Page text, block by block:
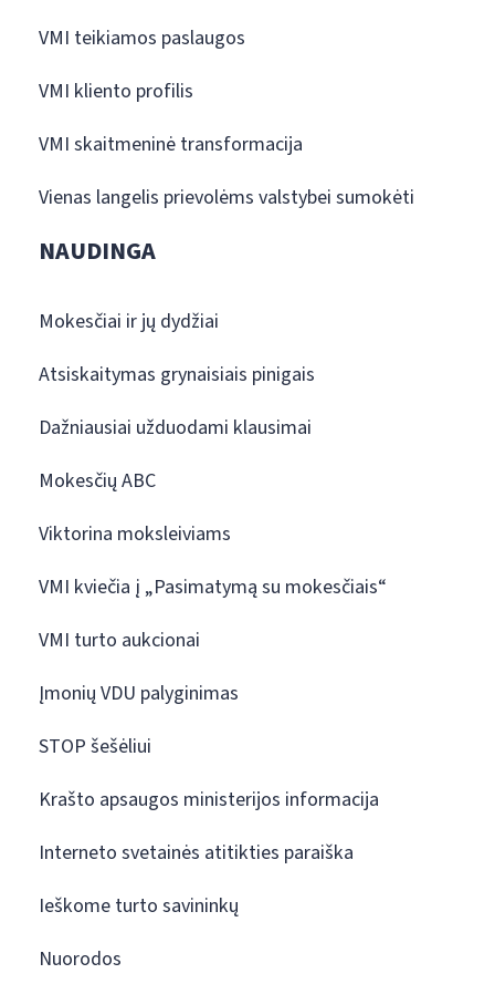
VMI teikiamos paslaugos
VMI kliento profilis
VMI skaitmeninė transformacija
Vienas langelis prievolėms valstybei sumokėti
NAUDINGA
Mokesčiai ir jų dydžiai
Atsiskaitymas grynaisiais pinigais
Dažniausiai užduodami klausimai
Mokesčių ABC
Viktorina moksleiviams
VMI kviečia į „Pasimatymą su mokesčiais“
VMI turto aukcionai
Įmonių VDU palyginimas
STOP šešėliui
Krašto apsaugos ministerijos informacija
Interneto svetainės atitikties paraiška
Ieškome turto savininkų
Nuorodos